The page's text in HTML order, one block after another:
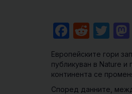
Европейските гори
публикуван в Nature
континента се
Според данните,